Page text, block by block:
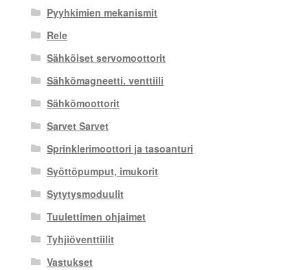
Pyyhkimien mekanismit
Rele
Sähköiset servomoottorit
Sähkömagneetti. venttiili
Sähkömoottorit
Sarvet Sarvet
Sprinklerimoottori ja tasoanturi
Syöttöpumput, imukorit
Sytytysmoduulit
Tuulettimen ohjaimet
Tyhjiöventtiilit
Vastukset